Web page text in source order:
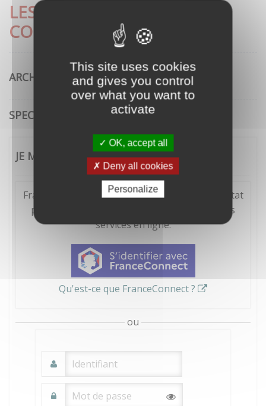
This site uses cookies
and gives you control
over what you want to
activate
OK, accept all
Deny all cookies
Personalize
LES DÉMARCHES LES PLUS
CONSULTÉES
ARCHITECTURE
SPECTACLE VIVANT
JE ME CONNECTE
FranceConnect est la solution proposée par l'Etat
pour sécuriser et simplifier la connexion à vos
services en ligne.
Qu'est-ce que FranceConnect ?
ou